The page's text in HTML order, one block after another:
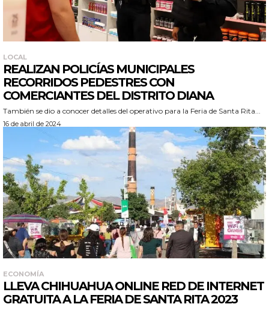
LOCAL
REALIZAN POLICÍAS MUNICIPALES
RECORRIDOS PEDESTRES CON
COMERCIANTES DEL DISTRITO DIANA
También se dio a conocer detalles del operativo para la Feria de Santa Rita...
16 de abril de 2024
ECONOMÍA
LLEVA CHIHUAHUA ONLINE RED DE INTERNET
GRATUITA A LA FERIA DE SANTA RITA 2023